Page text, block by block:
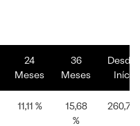
24
Meses
36
Meses
Desde
Início
11,11 %
15,68
%